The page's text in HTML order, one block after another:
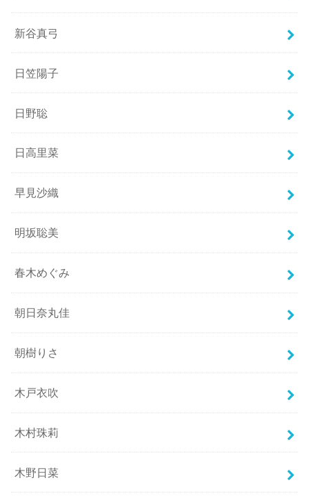
新谷真弓
日笠陽子
日野聡
日高里菜
早見沙織
明坂聡美
春木めぐみ
朝日奈丸佳
朝樹りさ
木戸衣吹
木村珠莉
木野日菜